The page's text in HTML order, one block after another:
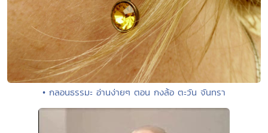
• กลอนธรรมะ อ่านง่ายๆ ตอน กงล้อ ตะวัน จันทรา